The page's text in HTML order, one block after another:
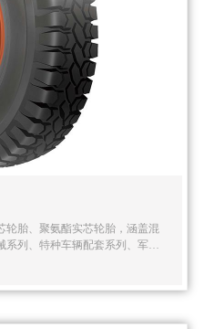
胎、聚氨酯实芯轮胎，涵盖混
系列、特种车辆配套系列、军用